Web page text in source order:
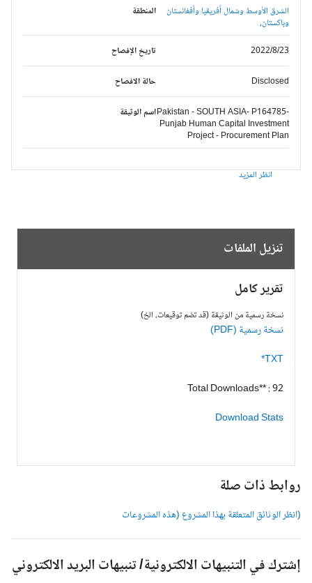
المنطقة
الشرق الأوسط وشمال أفريقيا وأفغانستان
وباكستان,
تاريخ الإفصاح
2022/8/23
حالة الافصاح Disclosed
اسم الوثيقةPakistan - SOUTH ASIA- P164785-
Punjab Human Capital Investment
Project - Procurement Plan
انظر المزيد
تنزيل الملفات
تقرير كامل
نسخة رسمية من الوثيقة (قد تضم توقيعات، الخ)
نسخة رسمية (PDF)
TXT*
Total Downloads** : 92
Download Stats
روابط ذات صلة
(انظر الوثائق المتعلقة بهذا المشروع (هذه المشروعات
إشترك في التنبيهات الالكترونية/ تنبيهات البريد الالكتروني